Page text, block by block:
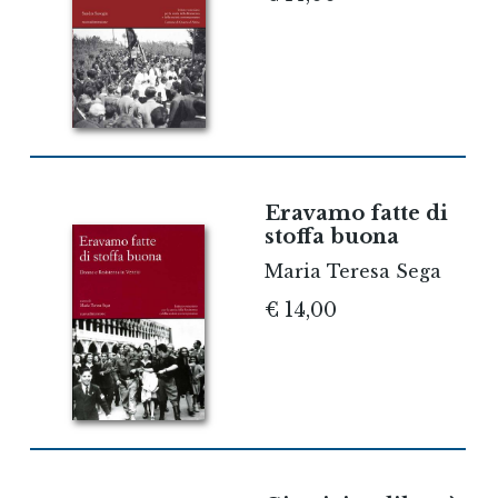
Eravamo fatte di
stoffa buona
Maria Teresa Sega
€ 14,00